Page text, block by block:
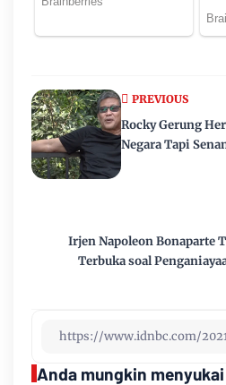
Irjen Napoleon Bonaparte
Terbuka soal
PREVIOUS
Rocky Gerung
Negara Tapi
Anda mungkin